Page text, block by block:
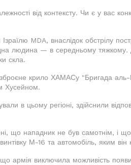
від контексту. Чи є у вас
MDA, внаслідок обстрілу
людина — в середньому тяжкому.
скла.
озброєне крило ХАМАСу "Бригада
Хусейном.
в цьому регіоні, здійснили
що нападник не був самотнім, і
М-16 та автомобіль, яким він
армія виключила можливість появи